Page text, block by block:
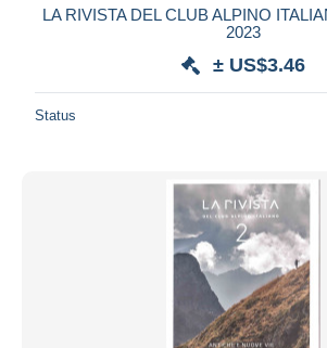
LA RIVISTA DEL CLUB ALPINO
2023
± US$3.46
Status